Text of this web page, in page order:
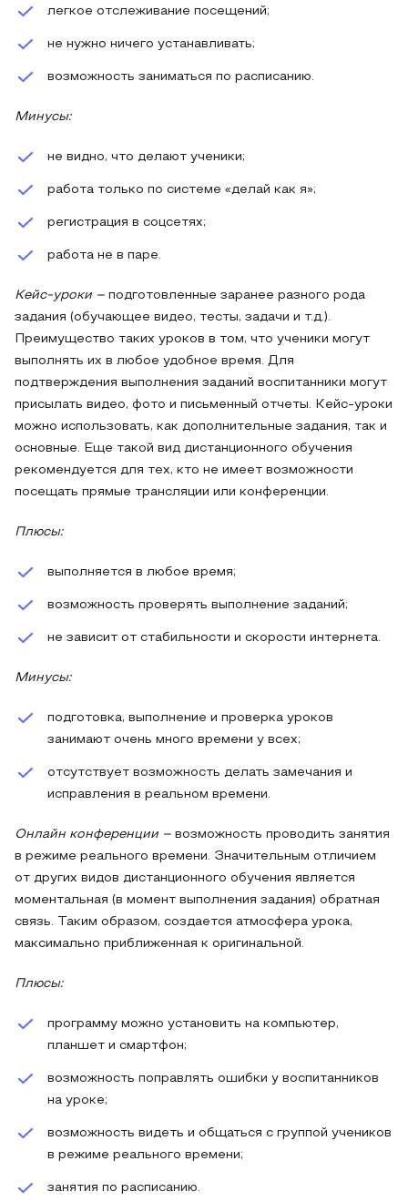
легкое отслеживание посещений;
не нужно ничего устанавливать;
возможность заниматься по расписанию.
Минусы:
не видно, что делают ученики;
работа только по системе «делай как я»;
регистрация в соцсетях;
работа не в паре.
Кейс-уроки – подготовленные заранее разного рода
задания (обучающее видео, тесты, задачи и т.д.).
Преимущество таких уроков в том, что ученики могут
выполнять их в любое удобное время. Для
подтверждения выполнения заданий воспитанники могут
присылать видео, фото и письменный отчеты. Кейс-уроки
можно использовать, как дополнительные задания, так и
основные. Еще такой вид дистанционного обучения
рекомендуется для тех, кто не имеет возможности
посещать прямые трансляции или конференции.
Плюсы:
выполняется в любое время;
возможность проверять выполнение заданий;
не зависит от стабильности и скорости интернета.
Минусы:
подготовка, выполнение и проверка уроков
занимают очень много времени у всех;
отсутствует возможность делать замечания и
исправления в реальном времени.
Онлайн конференции – возможность проводить занятия
в режиме реального времени. Значительным отличием
от других видов дистанционного обучения является
моментальная (в момент выполнения задания) обратная
связь. Таким образом, создается атмосфера урока,
максимально приближенная к оригинальной.
Плюсы:
программу можно установить на компьютер,
планшет и смартфон;
возможность поправлять ошибки у воспитанников
на уроке;
возможность видеть и общаться с группой учеников
в режиме реального времени;
занятия по расписанию.